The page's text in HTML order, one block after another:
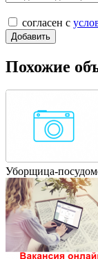
согласен с
Похожие
Уборщица-